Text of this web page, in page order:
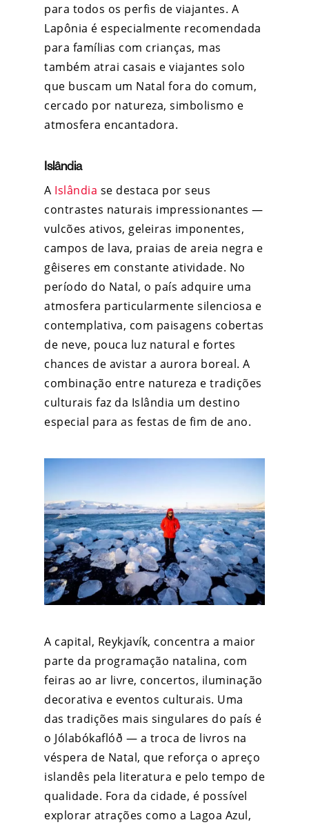
para todos os perfis de viajantes. A
Lapônia é especialmente recomendada
para famílias com crianças, mas
também atrai casais e viajantes solo
que buscam um Natal fora do comum,
cercado por natureza, simbolismo e
atmosfera encantadora.
Islândia
A Islândia se destaca por seus
contrastes naturais impressionantes —
vulcões ativos, geleiras imponentes,
campos de lava, praias de areia negra e
gêiseres em constante atividade. No
período do Natal, o país adquire uma
atmosfera particularmente silenciosa e
contemplativa, com paisagens cobertas
de neve, pouca luz natural e fortes
chances de avistar a aurora boreal. A
combinação entre natureza e tradições
culturais faz da Islândia um destino
especial para as festas de fim de ano.
A capital, Reykjavík, concentra a maior
parte da programação natalina, com
feiras ao ar livre, concertos, iluminação
decorativa e eventos culturais. Uma
das tradições mais singulares do país é
o Jólabókaflóð — a troca de livros na
véspera de Natal, que reforça o apreço
islandês pela literatura e pelo tempo de
qualidade. Fora da cidade, é possível
explorar atrações como a Lagoa Azul,